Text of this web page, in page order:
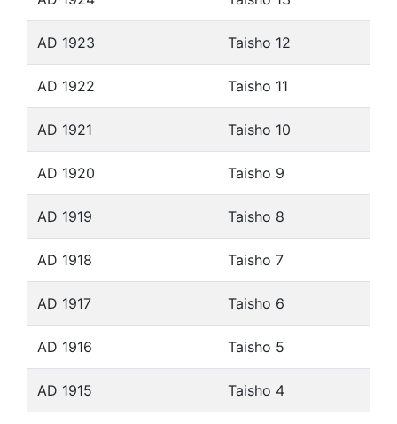
AD 1923 Taisho 12
AD 1922 Taisho 11
AD 1921 Taisho 10
AD 1920 Taisho 9
AD 1919 Taisho 8
AD 1918 Taisho 7
AD 1917 Taisho 6
AD 1916 Taisho 5
AD 1915 Taisho 4